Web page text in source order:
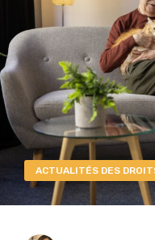
ACTUALITÉS DES